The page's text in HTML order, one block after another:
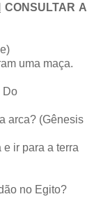
CONSULTAR A
uma maça.
arca? (Gênesis
ir para a terra
1-3)
no Egito?